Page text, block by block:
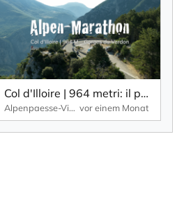
Col d'Illoire | 964 metri: il passo alpino che si trova sull'altopiano delle Gorges du Verdon, una gola profonda 700 metri.
Alpenpaesse-Videos | Alpen-Marathon vor einem Monat